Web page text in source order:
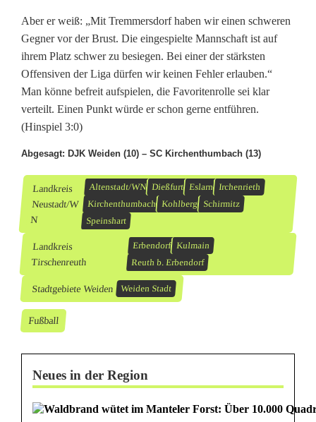
Aber er weiß: „Mit Tremmersdorf haben wir einen schweren
Gegner vor der Brust. Die eingespielte Mannschaft ist auf
ihrem Platz schwer zu besiegen. Bei einer der stärksten
Offensiven der Liga dürfen wir keinen Fehler erlauben.“
Man könne befreit aufspielen, die Favoritenrolle sei klar
verteilt. Einen Punkt würde er schon gerne entführen.
(Hinspiel 3:0)
Abgesagt: DJK Weiden (10) – SC Kirchenthumbach (13)
Landkreis
Neustadt/W
N
Altenstadt/WN Dießfurt Eslarn Irchenrieth
Kirchenthumbach Kohlberg Schirmitz
Speinshart
Landkreis
Tirschenreuth
Erbendorf Kulmain
Reuth b. Erbendorf
Stadtgebiete Weiden Weiden Stadt
Fußball
Neues in der Region